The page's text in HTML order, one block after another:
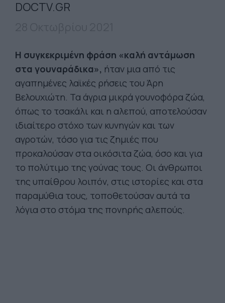
DOCTV.GR
H συγκεκριμένη φράση «καλή αντάμωση
στα γουναράδικα», ήταν μια από τις
αγαπημένες λαϊκές ρήσεις του Άρη
Βελουχιώτη. Τα άγρια μικρά γουνοφόρα ζώα,
όπως το τσακάλι και η αλεπού, αποτελούσαν
ιδιαίτερο στόχο των κυνηγών και των
αγροτών, τόσο για τις ζημιές που
προκαλούσαν στα οικόσιτα ζώα, όσο και για
το πολύτιμο της γούνας τους. Οι άνθρωποι
της υπαίθρου λοιπόν, στις ιστορίες και στα
παραμύθια τους, τοποθετούσαν αυτά τα
λόγια στο στόμα της πονηρής αλεπούς.